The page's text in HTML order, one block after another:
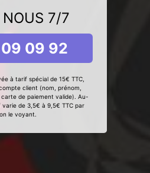
NOUS 7/7
09 92
à tarif spécial de 15€ TTC,
client (nom, prénom,
de paiement valide). Au-
de 3,5€ à 9,5€ TTC par
le voyant.